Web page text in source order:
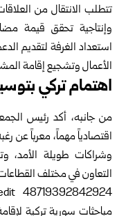
تتطلب الانتقال من
وإنتاجية تحقق قيمة
استعداد الغرفة لتقديم
الأعمال وتشجيع إقامة
اهتمام تركي
من جانبه، أكد رئيس
اقتصادياً مهماً، معرباً عن
وشراكات طويلة الأمد،
التعاون في مختلف